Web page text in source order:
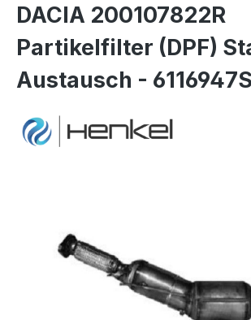
DACIA 200107822R
Partikelfilter (DPF)
Austausch - 6116947S